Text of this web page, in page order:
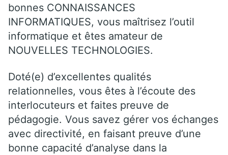
bonnes CONNAISSANCES
INFORMATIQUES, vous maîtrisez l’outil
informatique et êtes amateur de
NOUVELLES TECHNOLOGIES.
Doté(e) d’excellentes qualités
relationnelles, vous êtes à l’écoute des
interlocuteurs et faites preuve de
pédagogie. Vous savez gérer vos échanges
avec directivité, en faisant preuve d’une
bonne capacité d’analyse dans la